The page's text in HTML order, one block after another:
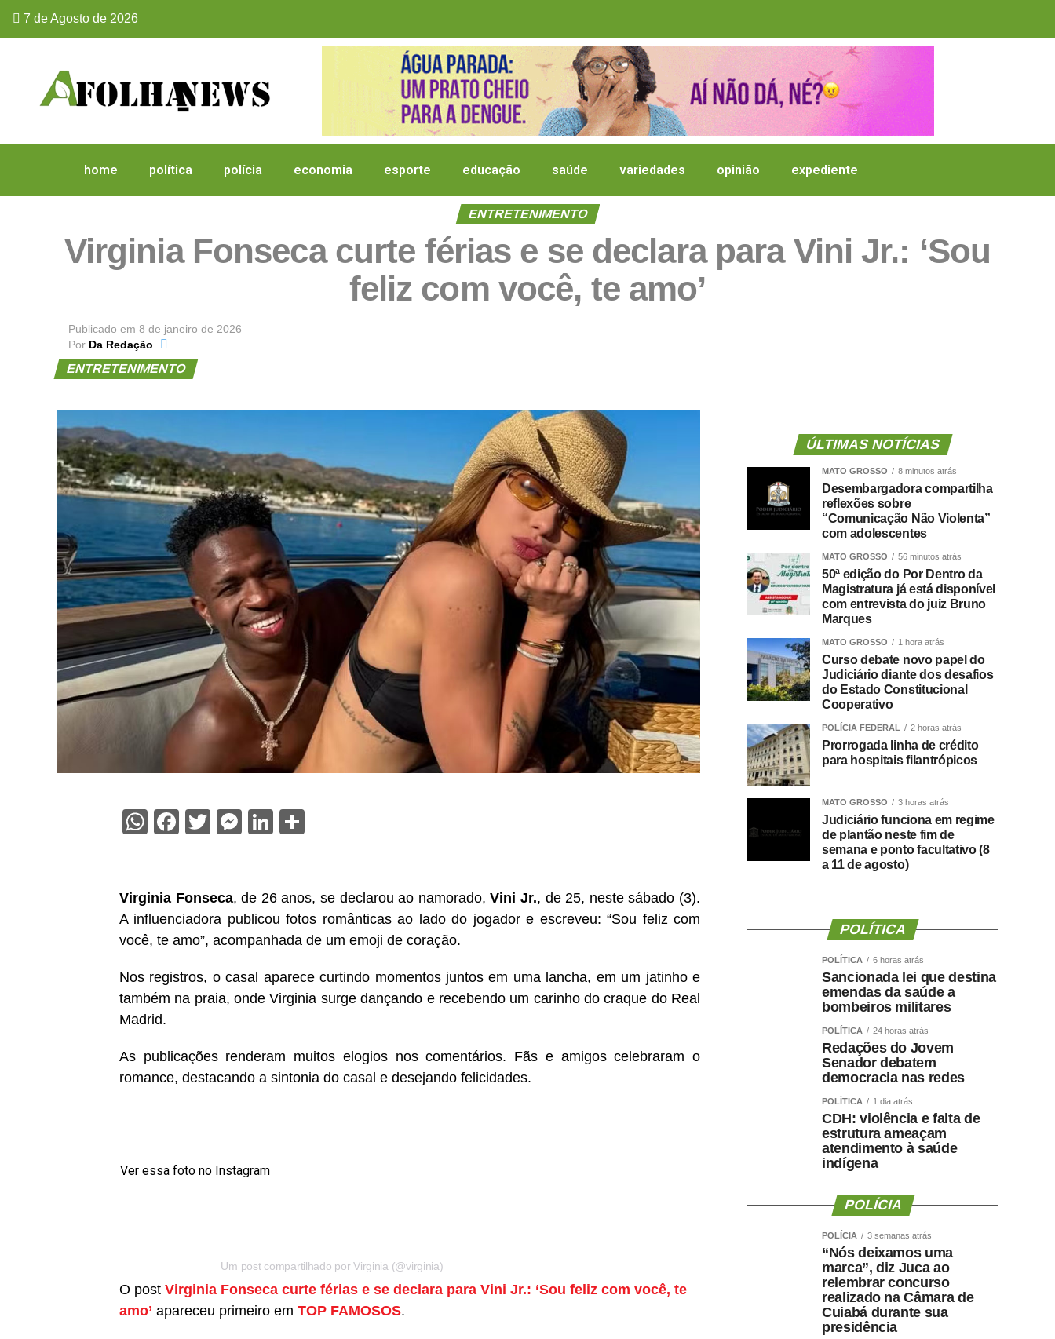
7 de Agosto de 2026
home política polícia economia esporte educação saúde variedades opinião expediente
ENTRETENIMENTO
Virginia Fonseca curte férias e se declara para Vini Jr.: ‘Sou
feliz com você, te amo’
Publicado em 8 de janeiro de 2026
Por Da Redação
ENTRETENIMENTO
WhatsApp
Facebook
Twitter
Messenger
LinkedIn
Virginia Fonseca, de 26 anos, se declarou ao namorado,Vini Jr., de 25, neste sábado (3).
A influenciadora publicou fotos românticas ao lado do jogador e escreveu: “Sou feliz com
você, te amo”, acompanhada de um emoji de coração.
Nos registros, o casal aparece curtindo momentos juntos em uma lancha, em um jatinho e
também na praia, onde Virginia surge dançando e recebendo um carinho do craque do Real
Madrid.
As publicações renderam muitos elogios nos comentários. Fãs e amigos celebraram o
romance, destacando a sintonia do casal e desejando felicidades.
Ver essa foto no Instagram
Um post compartilhado por Virginia (@virginia)
O post Virginia Fonseca curte férias e se declara para Vini Jr.: ‘Sou feliz com você, te
amo’ apareceu primeiro em TOP FAMOSOS.
ÚLTIMAS NOTÍCIAS
MATO GROSSO 8 minutos atrás
Desembargadora compartilha
reflexões sobre
“Comunicação Não Violenta”
com adolescentes
MATO GROSSO 56 minutos atrás
50ª edição do Por Dentro da
Magistratura já está disponível
com entrevista do juiz Bruno
Marques
MATO GROSSO 1 hora atrás
Curso debate novo papel do
Judiciário diante dos desafios
do Estado Constitucional
Cooperativo
POLÍCIA FEDERAL 2 horas atrás
Prorrogada linha de crédito
para hospitais filantrópicos
MATO GROSSO 3 horas atrás
Judiciário funciona em regime
de plantão neste fim de
semana e ponto facultativo (8
a 11 de agosto)
POLÍTICA
POLÍTICA 6 horas atrás
Sancionada lei que destina
emendas da saúde a
bombeiros militares
POLÍTICA 24 horas atrás
Redações do Jovem
Senador debatem
democracia nas redes
POLÍTICA 1 dia atrás
CDH: violência e falta de
estrutura ameaçam
atendimento à saúde
indígena
POLÍCIA
POLÍCIA 3 semanas atrás
“Nós deixamos uma
marca”, diz Juca ao
relembrar concurso
realizado na Câmara de
Cuiabá durante sua
presidência